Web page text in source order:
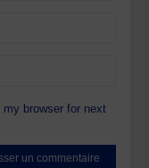
browser for next